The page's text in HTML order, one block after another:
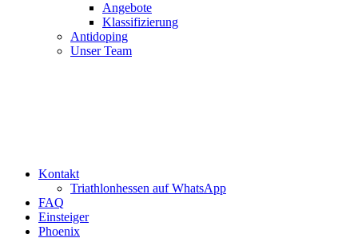
Angebote
Klassifizierung
Antidoping
Unser Team
Kontakt
Triathlonhessen auf WhatsApp
FAQ
Einsteiger
Phoenix